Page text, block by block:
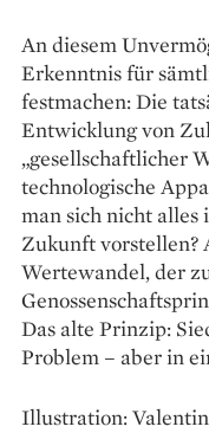
An diesem
Erkenntnis für
festmachen: Die
Entwicklung von
„gesellschaftlicher
technologische
man sich nicht alles
Zukunft vorstellen?
Wertewandel, der
Das alte Prinzip:
Problem – aber in
Illustration: